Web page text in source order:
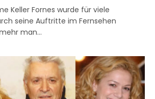
Keller Fornes wurde für viele
seine Auftritte im Fernsehen
man…